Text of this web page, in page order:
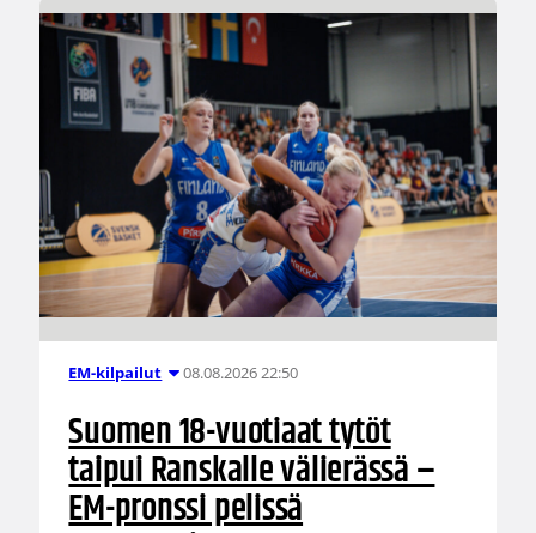
EM-kilpailut 08.08.2026 22:50
Suomen 18-vuotiaat tytöt
taipui Ranskalle välierässä –
EM-pronssi pelissä